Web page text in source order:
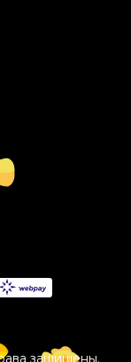
защищены.